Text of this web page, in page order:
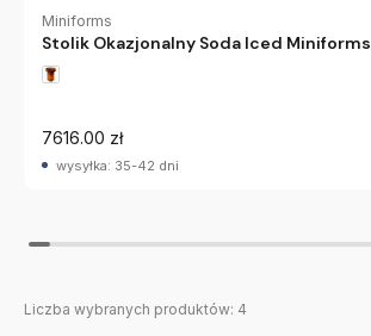
Miniforms
Stolik Okazjonalny Soda Iced Miniforms
7616.00 zł
wysyłka: 35-42 dni
Liczba wybranych produktów: 4